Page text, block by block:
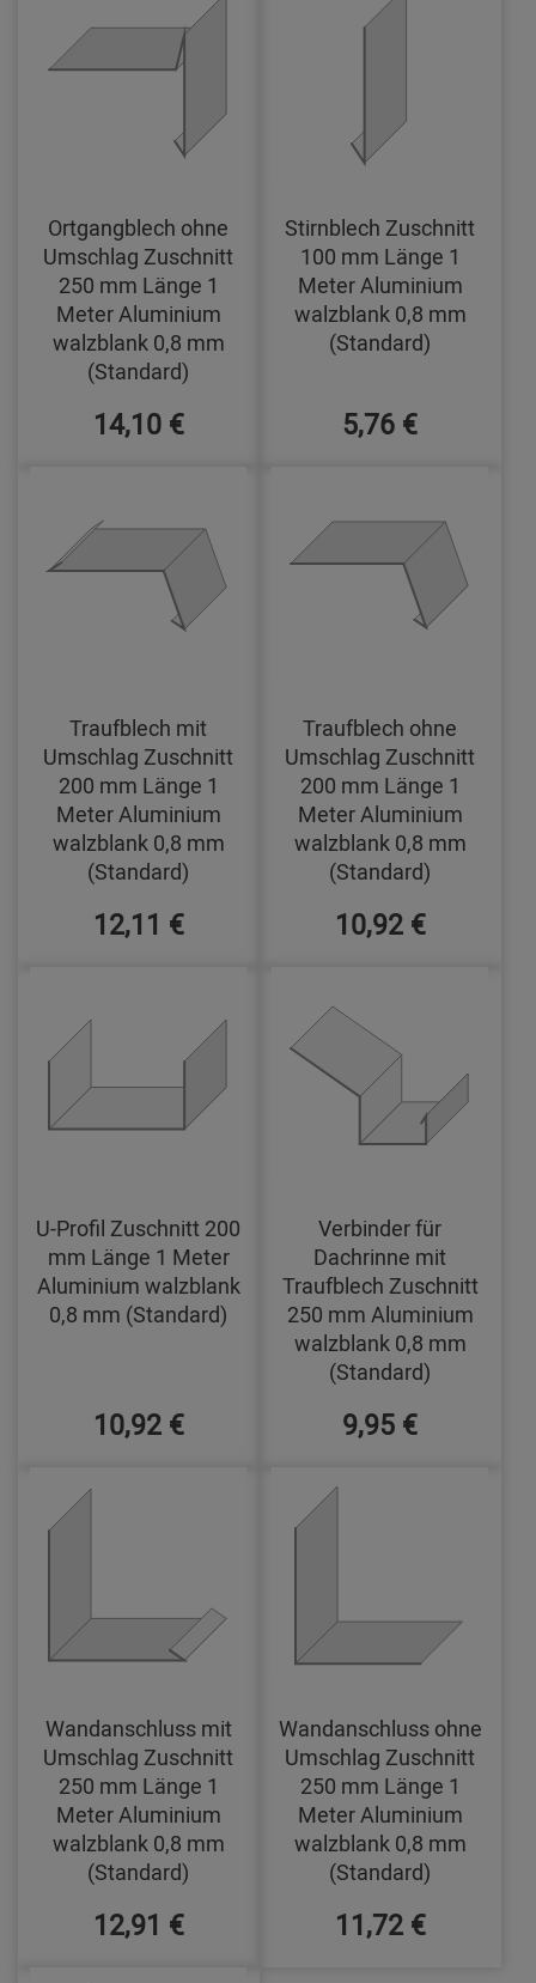
Ortgangblech ohne
Umschlag Zuschnitt
250 mm Länge 1
Meter Aluminium
walzblank 0,8 mm
(Standard)
14,10 €
Stirnblech Zuschnitt
100 mm Länge 1
Meter Aluminium
walzblank 0,8 mm
(Standard)
5,76 €
Traufblech mit
Umschlag Zuschnitt
200 mm Länge 1
Meter Aluminium
walzblank 0,8 mm
(Standard)
12,11 €
Traufblech ohne
Umschlag Zuschnitt
200 mm Länge 1
Meter Aluminium
walzblank 0,8 mm
(Standard)
10,92 €
U-Profil Zuschnitt 200
mm Länge 1 Meter
Aluminium walzblank
0,8 mm (Standard)
10,92 €
Verbinder für
Dachrinne mit
Traufblech Zuschnitt
250 mm Aluminium
walzblank 0,8 mm
(Standard)
9,95 €
Wandanschluss mit
Umschlag Zuschnitt
250 mm Länge 1
Meter Aluminium
walzblank 0,8 mm
(Standard)
12,91 €
Wandanschluss ohne
Umschlag Zuschnitt
250 mm Länge 1
Meter Aluminium
walzblank 0,8 mm
(Standard)
11,72 €